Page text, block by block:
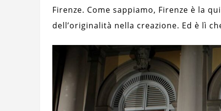
Firenze. Come sappiamo, Firenze è la
dell’originalità nella creazione. Ed è lì